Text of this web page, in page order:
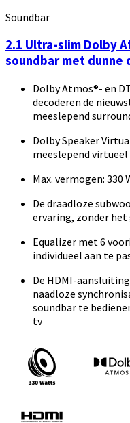
Soundbar
2.1 Ultra-slim Dolby
soundbar met
Dolby Atmos®- en
decoderen de
meeslepend
Dolby Speaker
meeslepend
Max. vermogen: 330
De draadloze
ervaring, zonder
Equalizer met 6
individueel aan te
De HDMI-
naadloze
soundbar te
tv